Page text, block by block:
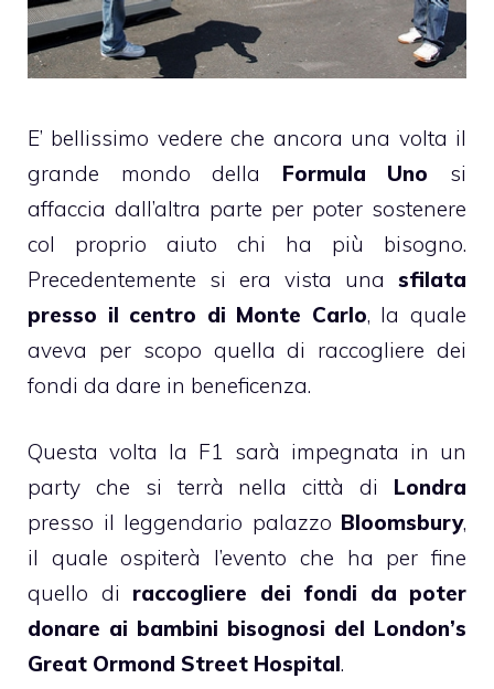
E’ bellissimo vedere che ancora una volta il
grande mondo della Formula Uno si
affaccia dall’altra parte per poter sostenere
col proprio aiuto chi ha più bisogno.
Precedentemente si era vista una sfilata
presso il centro di Monte Carlo, la quale
aveva per scopo quella di raccogliere dei
fondi da dare in beneficenza.
Questa volta la F1 sarà impegnata in un
party che si terrà nella città di Londra
presso il leggendario palazzo Bloomsbury,
il quale ospiterà l’evento che ha per fine
quello di raccogliere dei fondi da poter
donare ai bambini bisognosi del London’s
Great Ormond Street Hospital.